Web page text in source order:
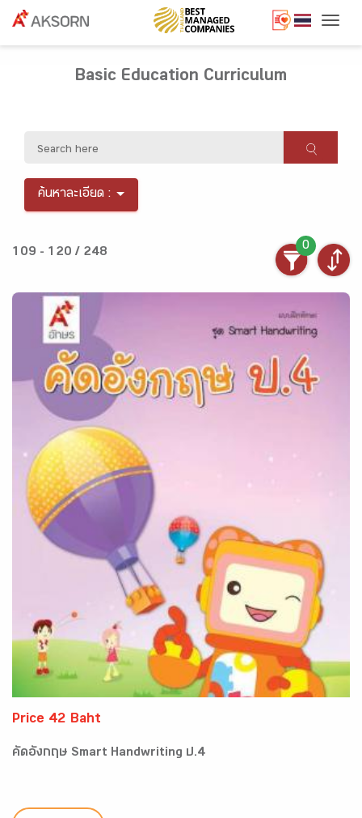
Basic Education Curriculum
ค้นหาละเอียด :
109 - 120 / 248
0
Price 42 Baht
คัดอังกฤษ Smart Handwriting ป.4